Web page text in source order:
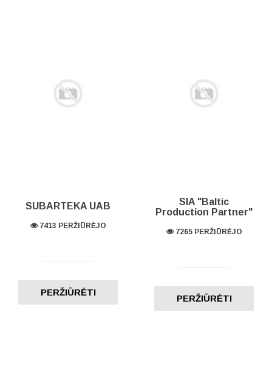
SUBARTEKA UAB
7413 PERŽIŪRĖJO
PERŽIŪRĖTI
SIA "Baltic
Production Partner"
7265 PERŽIŪRĖJO
PERŽIŪRĖTI